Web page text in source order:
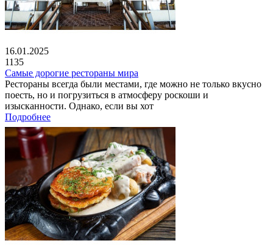
16.01.2025
1135
Самые дорогие рестораны мира
Рестораны всегда были местами, где можно не только вкусно
поесть, но и погрузиться в атмосферу роскоши и
изысканности. Однако, если вы хот
Подробнее